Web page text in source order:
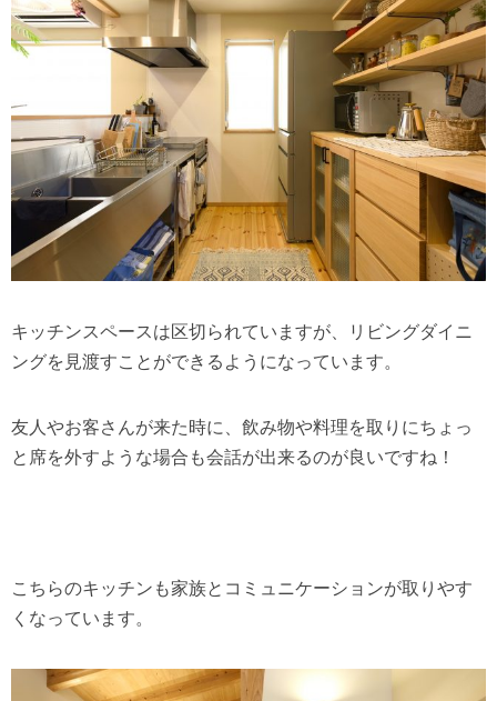
キッチンスペースは区切られていますが、リビングダイニ
ングを見渡すことができるようになっています。
友人やお客さんが来た時に、飲み物や料理を取りにちょっ
と席を外すような場合も会話が出来るのが良いですね！
こちらのキッチンも家族とコミュニケーションが取りやす
くなっています。